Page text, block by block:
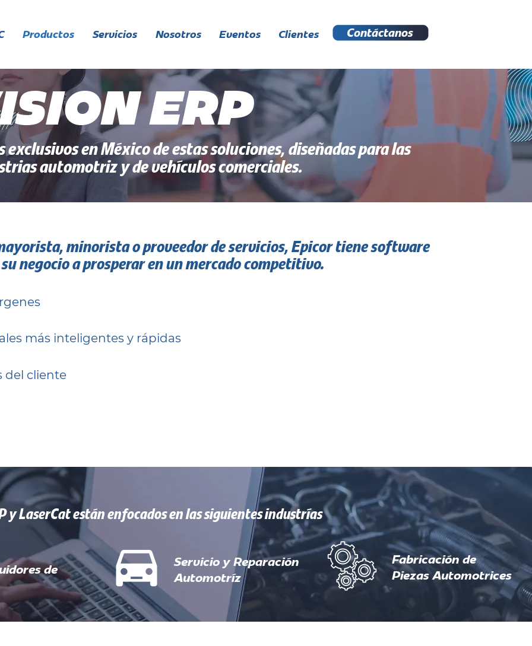
Productos Servicios Nosotros Eventos Clientes Contáctanos
ERP
en México de estas soluciones, diseñadas para las
automotriz y de vehículos comerciales.
minorista o proveedor de servicios, Epicor tiene software
negocio a prosperar en un mercado competitivo.
más inteligentes y rápidas
del cliente
y LaserCat están enfocados en las siguientes industrías
de
Servicio y Reparación
Automotríz
Fabricación de
Piezas Automotrices